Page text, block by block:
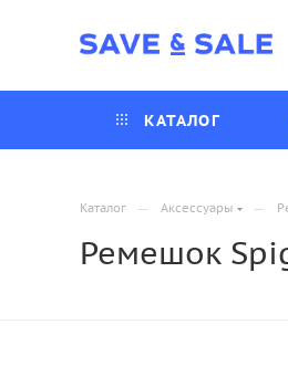
КАТАЛОГ
Каталог — Аксессуары —
Ремешок